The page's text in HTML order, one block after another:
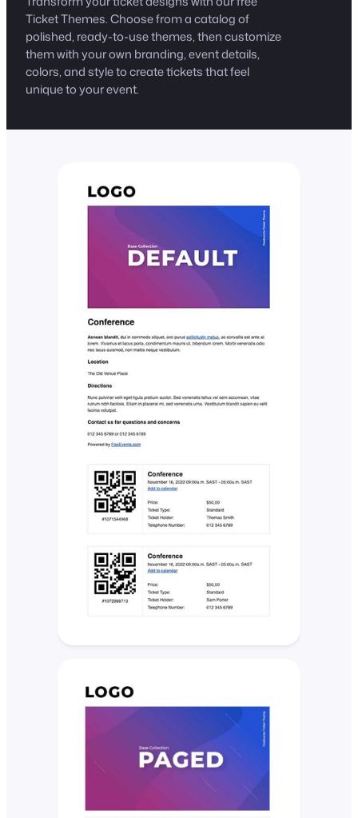
Ticket Themes. Choose from a catalog of
polished, ready-to-use themes, then customize
them with your own branding, event details,
colors, and style to create tickets that feel
unique to your event.